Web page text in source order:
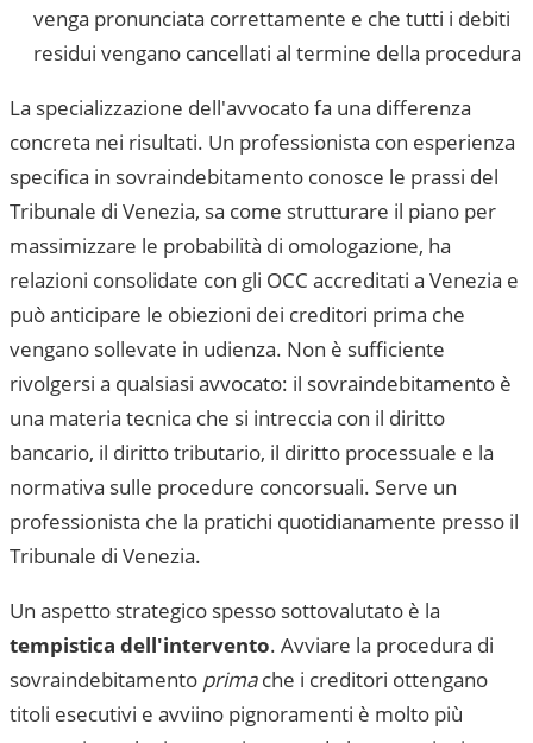
venga pronunciata correttamente e che tutti i debiti
residui vengano cancellati al termine della procedura
La specializzazione dell'avvocato fa una differenza
concreta nei risultati. Un professionista con esperienza
specifica in sovraindebitamento conosce le prassi del
Tribunale di Venezia, sa come strutturare il piano per
massimizzare le probabilità di omologazione, ha
relazioni consolidate con gli OCC accreditati a Venezia e
può anticipare le obiezioni dei creditori prima che
vengano sollevate in udienza. Non è sufficiente
rivolgersi a qualsiasi avvocato: il sovraindebitamento è
una materia tecnica che si intreccia con il diritto
bancario, il diritto tributario, il diritto processuale e la
normativa sulle procedure concorsuali. Serve un
professionista che la pratichi quotidianamente presso il
Tribunale di Venezia.
Un aspetto strategico spesso sottovalutato è la
tempistica dell'intervento. Avviare la procedura di
sovraindebitamento primache i creditori ottengano
titoli esecutivi e avviino pignoramenti è molto più